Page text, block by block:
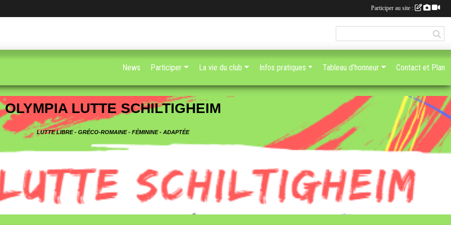
OLYMPIA LUTTE SCHILTIGHEIM
LUTTE LIBRE - GRÉCO-ROMAINE - FÉMININE - ADAPTÉE
News Participer La vie du club Infos pratiques Tableau d'honneur Contact et Plan
Participer au site :